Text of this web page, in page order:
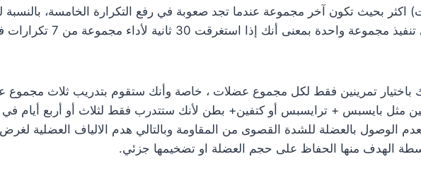
بحيث تكون آخر مجموعة عندما تجد صعوبة في رفع التكرارة الخامسة، بالنسبة
باختيار تمرينين فقط لكل مجموع عضلات ، خاصة وأنك ستقوم بتدريب ثلاث
مثل بايسبس + ترايسبس أو كتفين+ بطن لأنك ستتدرب فقط لثلاث أو أربع أيام في
الوصول بالعضلة للشدة القصوى من المقاومة وبالتالي هدم الالياف العضلية